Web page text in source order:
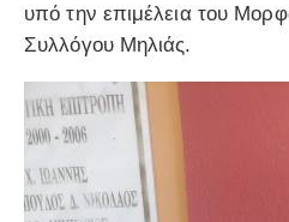
υπό την επιμέλεια του
Συλλόγου Μηλιάς.